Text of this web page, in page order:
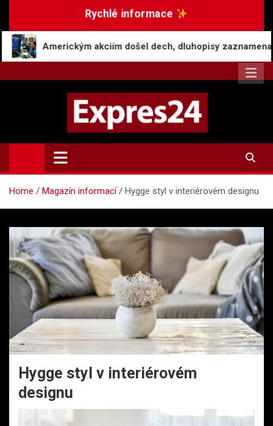
content
Rychlé informace
akciím došel dech, dluhopisy zaznamenaly pokles v
Expres24.cz
Rychlé zprávy po celý den
Home Magazín informací Hygge styl v interiérovém designu
Hygge styl v interiérovém
designu